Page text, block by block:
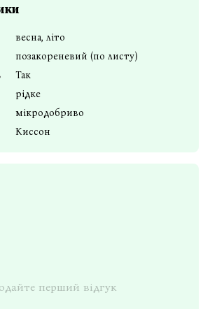
весна, літо
позакореневий (по листу)
Так
рідке
мікродобриво
Киссон
перший відгук